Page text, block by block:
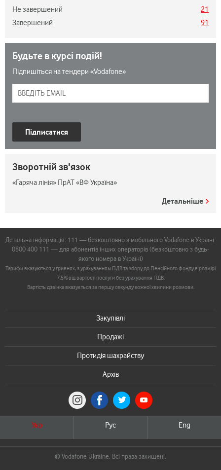
Не завершений
21
Завершений
91
Будьте в курсі подій!
Підпишіться на тендери «Vodafone»
Підписатися
Зворотній зв'язок
«Гаряча лінія» ПрАТ «ВФ Україна»
Детальніше
Детальна інформація: 111 — безкоштовно з мобільного Vodafone в Україні
0800 400 111 — для абонентів інших операторів (безкоштовно з будь-
якого номера в Україні)
Тарифи вказуються у гривнях, з урахуванням ПДВ та збору до Пенсійного фонду в розмірі
7,5% від вартості послуги без урахування ПДВ.
Вартість дзвінка вказується за першу секунду кожної хвилини розмови.
Закупівлі
Продажі
Протидія шахрайству
Архів
Укр Рус Eng
© Vodafone Ukraine. Всі права захищені.